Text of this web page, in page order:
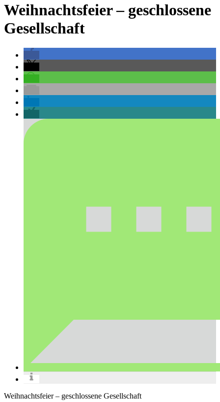
Weihnachtsfeier – geschlossene
Gesellschaft
Weihnachtsfeier – geschlossene Gesellschaft